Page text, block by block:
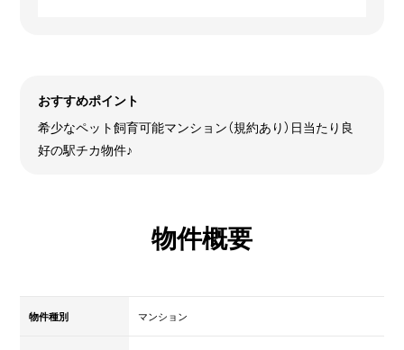
おすすめポイント
希少なペット飼育可能マンション（規約あり）日当たり良
好の駅チカ物件♪
物件概要
物件種別 マンション